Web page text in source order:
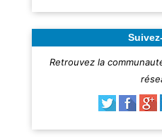
Retrouvez la